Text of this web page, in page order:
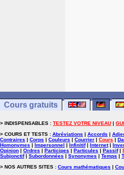
Cours gratuits
> INDISPENSABLES : TESTEZ VOTRE NIVEAU |
> COURS ET TESTS : Abréviations | Accords |
Contraires | Corps | Couleurs | Courrier | Cours |
Homonymes | Impersonnel | Infinitif| Internet|
Opinion | Ordres | Participes | Particules | Passif|
Subjonctif| Subordonnées | Synonymes | Temps |
> NOS AUTRES SITES : Cours mathématiques |